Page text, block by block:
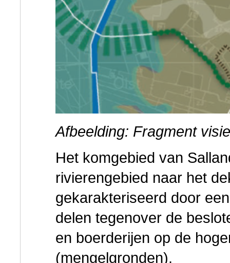
Afbeelding: Fragment
Het komgebied van
rivierengebied naar het
gekarakteriseerd door
delen tegenover de
en boerderijen op de
(mengelgronden).